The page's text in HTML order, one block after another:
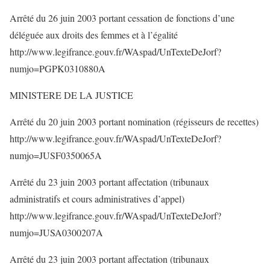
Arrêté du 26 juin 2003 portant cessation de fonctions d’une
déléguée aux droits des femmes et à l’égalité
http://www.legifrance.gouv.fr/WAspad/UnTexteDeJorf?
numjo=PGPK0310880A
MINISTERE DE LA JUSTICE
Arrêté du 20 juin 2003 portant nomination (régisseurs de recettes)
http://www.legifrance.gouv.fr/WAspad/UnTexteDeJorf?
numjo=JUSF0350065A
Arrêté du 23 juin 2003 portant affectation (tribunaux
administratifs et cours administratives d’appel)
http://www.legifrance.gouv.fr/WAspad/UnTexteDeJorf?
numjo=JUSA0300207A
Arrêté du 23 juin 2003 portant affectation (tribunaux